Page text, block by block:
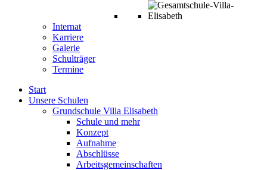
Internat
Karriere
Galerie
Schulträger
Termine
Start
Unsere Schulen
Grundschule Villa Elisabeth
Schule und mehr
Konzept
Aufnahme
Abschlüsse
Arbeitsgemeinschaften